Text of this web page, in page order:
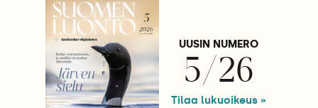
UUSIN NUMERO
5/26
Tilaa lukuoikeus »